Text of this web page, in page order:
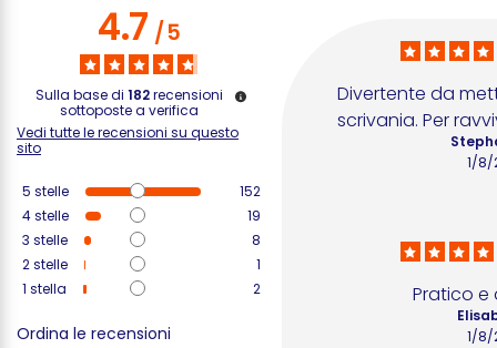
4.7/5
Sulla base di 182 recensioni
sottoposte a verifica
Vedi tutte le recensioni su questo
sito
5 stelle
152
4stelle
19
3 stelle
8
2stelle
1
1 stella 2
Ordina le recensioni
Divertente da
scrivania. Per
1/8/
Pratico e
1/8/